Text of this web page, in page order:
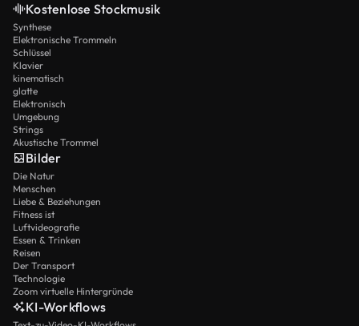
Kostenlose Stockmusik
Synthese
Elektronische Trommeln
Schlüssel
Klavier
kinematisch
glatte
Elektronisch
Umgebung
Strings
Akustische Trommel
Bilder
Die Natur
Menschen
Liebe & Beziehungen
Fitness ist
Luftvideografie
Essen & Trinken
Reisen
Der Transport
Technologie
Zoom virtuelle Hintergründe
KI-Workflows